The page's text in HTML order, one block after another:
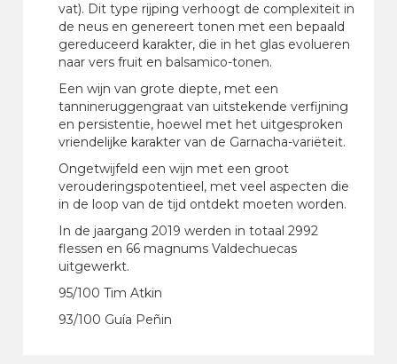
vat). Dit type rijping verhoogt de complexiteit in
de neus en genereert tonen met een bepaald
gereduceerd karakter, die in het glas evolueren
naar vers fruit en balsamico-tonen.
Een wijn van grote diepte, met een
tannineruggengraat van uitstekende verfijning
en persistentie, hoewel met het uitgesproken
vriendelijke karakter van de Garnacha-variëteit.
Ongetwijfeld een wijn met een groot
verouderingspotentieel, met veel aspecten die
in de loop van de tijd ontdekt moeten worden.
In de jaargang 2019 werden in totaal 2992
flessen en 66 magnums Valdechuecas
uitgewerkt.
95/100 Tim Atkin
93/100 Guía Peñin